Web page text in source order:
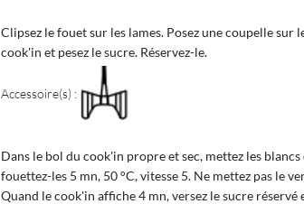
Clipsez le fouet sur les lames. Posez une coupelle sur
cook'in et pesez le sucre. Réservez-le.
Accessoire(s) :
Dans le bol du cook'in propre et sec, mettez les blancs
fouettez-les 5 mn, 50 °C, vitesse 5. Ne mettez pas le
Quand le cook'in affiche 4 mn, versez le sucre réservé